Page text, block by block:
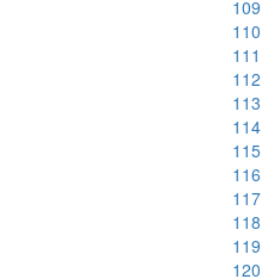
109
110
111
112
113
114
115
116
117
118
119
120